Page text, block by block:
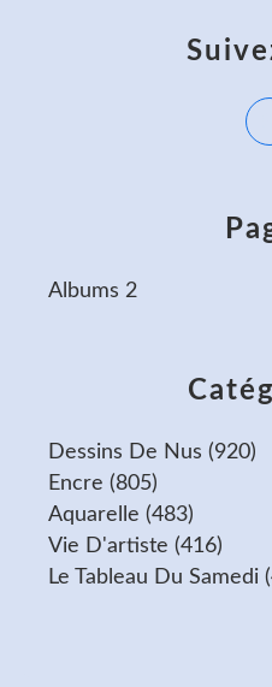
Dessins De Nus (920)
Encre (805)
Aquarelle (483)
Vie D'artiste (416)
Le Tableau Du Samedi
Albums 2